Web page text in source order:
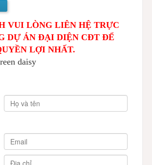
VUI LÒNG LIÊN HỆ TRỰC
DỰ ÁN ĐẠI DIỆN CĐT ĐỂ
LỢI NHẤT.